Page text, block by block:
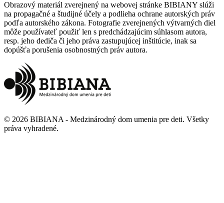
Obrazový materiál zverejnený na webovej stránke BIBIANY slúži
na propagačné a študijné účely a podlieha ochrane autorských práv
podľa autorského zákona. Fotografie zverejnených výtvarných diel
môže používateľ použiť len s predchádzajúcim súhlasom autora,
resp. jeho dediča či jeho práva zastupujúcej inštitúcie, inak sa
dopúšťa porušenia osobnostných práv autora.
© 2026 BIBIANA - Medzinárodný dom umenia pre deti. Všetky
práva vyhradené.